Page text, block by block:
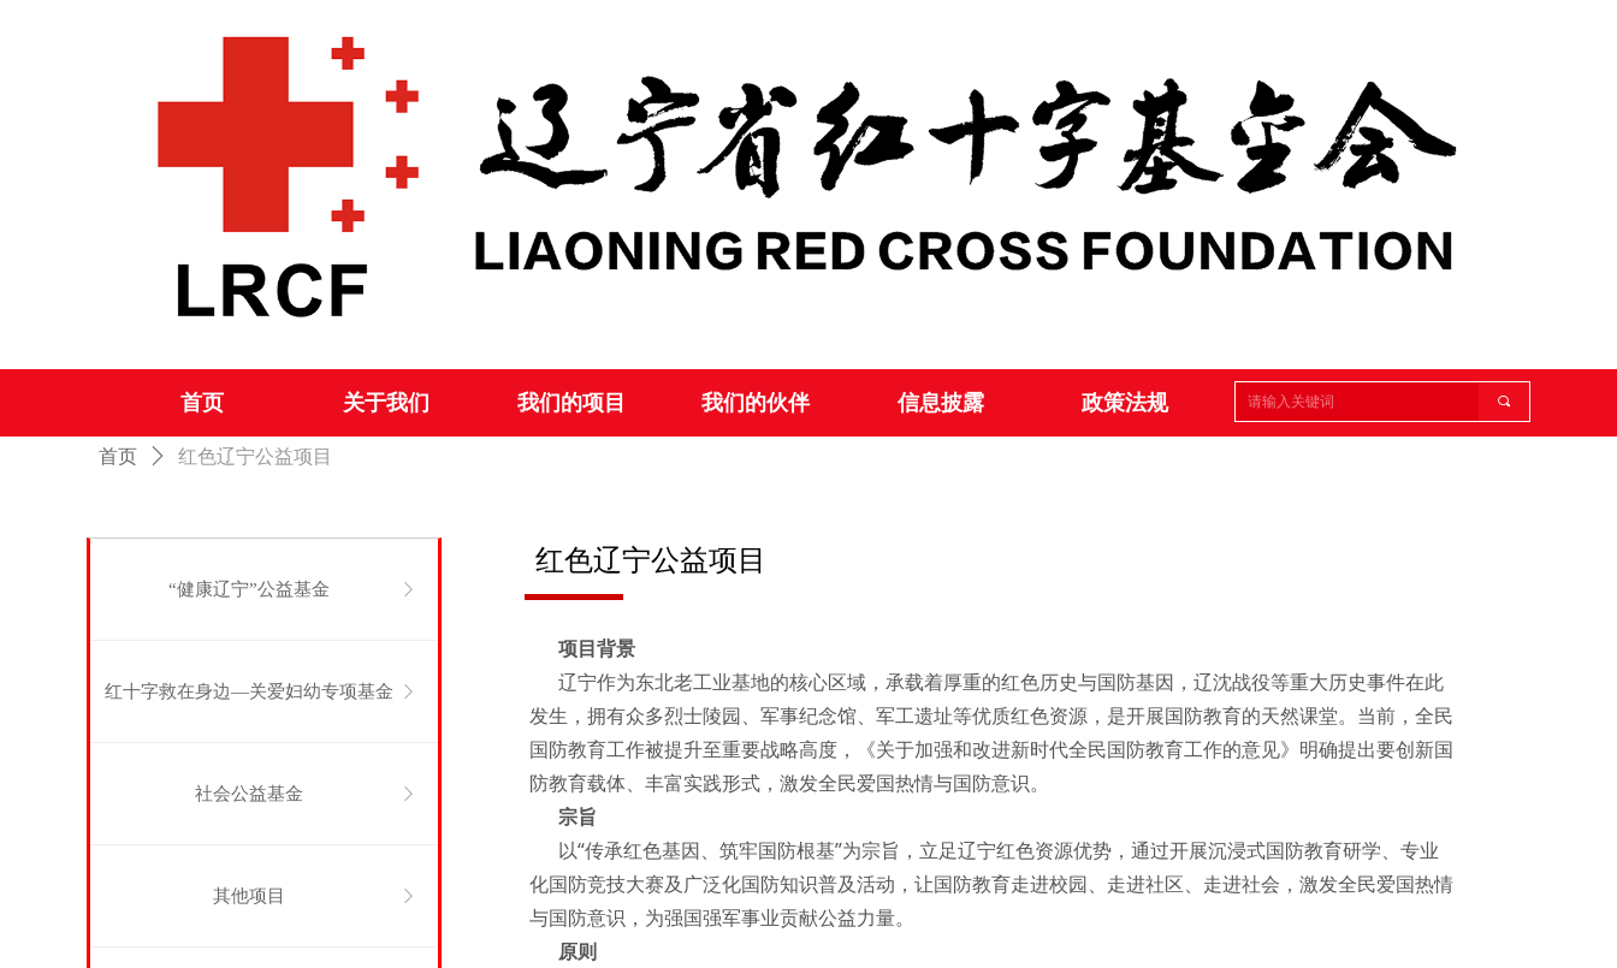
끠
首页 关于我们 我们的项目 我们的伙伴 信息披露 政策法规
首页 ꄲ 红色辽宁公益项目
红色辽宁公益项目
项目背景
辽宁作为东北老工业基地的核心区域，承载着厚重的红色历史与国防基因，辽沈战役等重大历史事件在此
发生，拥有众多烈士陵园、军事纪念馆、军工遗址等优质红色资源，是开展国防教育的天然课堂。当前，全民
国防教育工作被提升至重要战略高度，《关于加强和改进新时代全民国防教育工作的意见》明确提出要创新国
防教育载体、丰富实践形式，激发全民爱国热情与国防意识。
宗旨
以“传承红色基因、筑牢国防根基”为宗旨，立足辽宁红色资源优势，通过开展沉浸式国防教育研学、专业
化国防竞技大赛及广泛化国防知识普及活动，让国防教育走进校园、走进社区、走进社会，激发全民爱国热情
与国防意识，为强国强军事业贡献公益力量。
原则
“健康辽宁”公益基金 ꁕ
红十字救在身边—关爱妇幼专项基金 ꁕ
社会公益基金 ꁕ
其他项目 ꁕ